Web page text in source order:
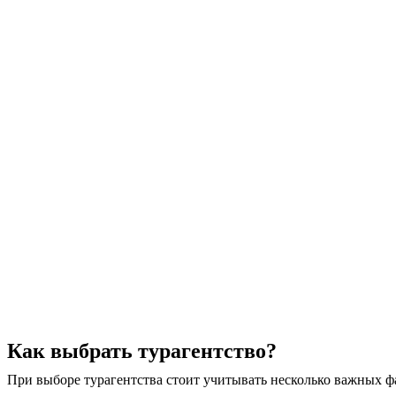
Как выбрать турагентство?
При выборе турагентства стоит учитывать несколько важных